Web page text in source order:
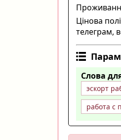
Цінова
телеграм,
Слова
эскорт
работа с